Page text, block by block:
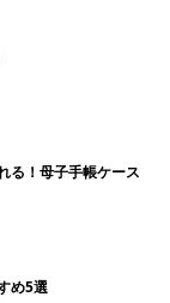
る！母子手帳ケース
め5選